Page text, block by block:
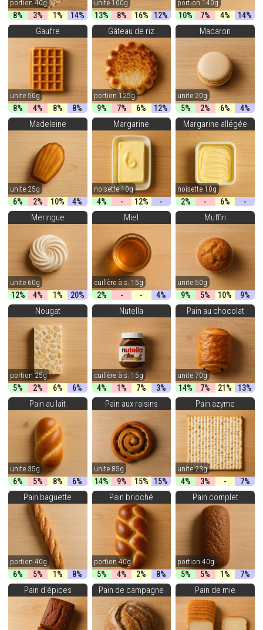
portion 40g
8%
3% 1% 14%
unite 100g
13%
8% 16% 12%
portion 140g
10%
7% 4% 14%
Gaufre
unite 50g
8%
4% 8% 8%
Gâteau de riz
portion 125g
9%
7% 6% 12%
Macaron
unite 20g
5%
2% 6% 4%
Madeleine
unite 25g
6%
2% 10% 4%
Margarine
noisette 10g
4%
- 12% -
Margarine allégée
noisette 10g
2%
- 6% -
Meringue
unite 60g
12%
4% 1% 20%
Miel
cuillère à s. 15g
2%
- - 4%
Muffin
unite 50g
9%
5% 10% 9%
Nougat
portion 25g
5%
2% 6% 6%
Nutella
cuillère à s. 15g
4%
1% 7% 3%
Pain au chocolat
unite 70g
14%
7% 21% 13%
Pain au lait
unite 35g
6%
5% 8% 6%
Pain aux raisins
unite 85g
14%
9% 15% 15%
Pain azyme
unite 23g
4%
3% - 7%
Pain baguette
portion 40g
6%
5% 1% 8%
Pain brioché
portion 40g
5%
4% 2% 8%
Pain complet
portion 40g
5%
5% 1% 7%
Pain d'épices Pain de campagne Pain de mie